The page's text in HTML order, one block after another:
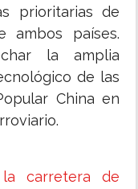
prioritarias de
ambos países.
la amplia
de las
China en
carretera de